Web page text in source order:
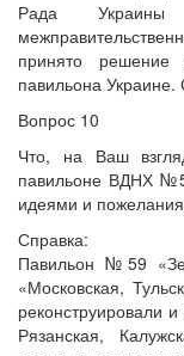
Рада
принято
павильона Украине.
Вопрос 10
Что, на Ваш
павильоне ВДНХ
идеями и
Справка:
Павильон №59
«Московская,
реконструировали
Рязанская,